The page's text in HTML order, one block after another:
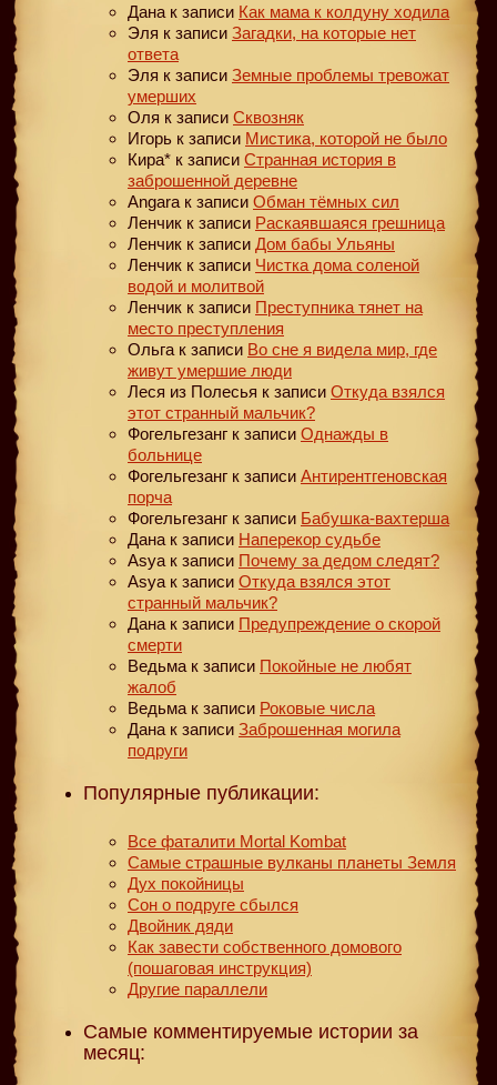
Дана к записи Как мама к колдуну ходила
Эля к записи Загадки, на которые нет
ответа
Эля к записи Земные проблемы тревожат
умерших
Оля к записи Сквозняк
Игорь к записи Мистика, которой не было
Кира* к записи Странная история в
заброшенной деревне
Angara к записи Обман тёмных сил
Ленчик к записи Раскаявшаяся грешница
Ленчик к записи Дом бабы Ульяны
Ленчик к записи Чистка дома соленой
водой и молитвой
Ленчик к записи Преступника тянет на
место преступления
Ольга к записи Во сне я видела мир, где
живут умершие люди
Леся из Полесья к записи Откуда взялся
этот странный мальчик?
Фогельгезанг к записи Однажды в
больнице
Фогельгезанг к записи Антирентгеновская
порча
Фогельгезанг к записи Бабушка-вахтерша
Дана к записи Наперекор судьбе
Asya к записи Почему за дедом следят?
Asya к записи Откуда взялся этот
странный мальчик?
Дана к записи Предупреждение о скорой
смерти
Ведьма к записи Покойные не любят
жалоб
Ведьма к записи Роковые числа
Дана к записи Заброшенная могила
подруги
Популярные публикации:
Все фаталити Mortal Kombat
Самые страшные вулканы планеты Земля
Дух покойницы
Сон о подруге сбылся
Двойник дяди
Как завести собственного домового
(пошаговая инструкция)
Другие параллели
Самые комментируемые истории за
месяц: